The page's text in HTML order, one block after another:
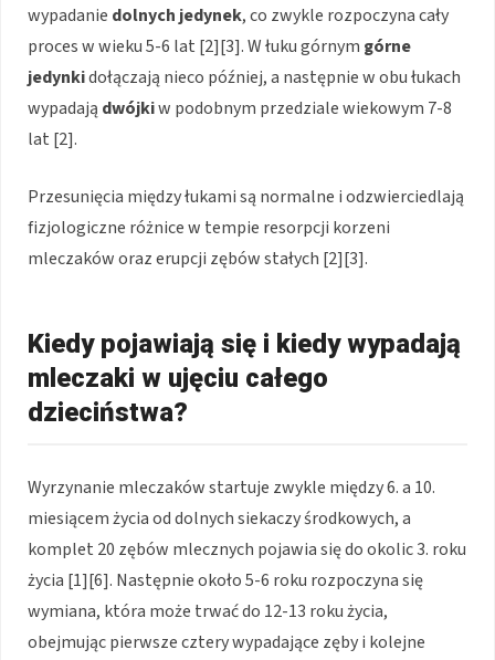
wypadanie dolnych jedynek, co zwykle rozpoczyna cały
proces w wieku 5-6 lat [2][3]. W łuku górnym górne
jedynkidołączają nieco później, a następnie w obu łukach
wypadają dwójkiw podobnym przedziale wiekowym 7-8
lat [2].
Przesunięcia między łukami są normalne i odzwierciedlają
fizjologiczne różnice w tempie resorpcji korzeni
mleczaków oraz erupcji zębów stałych [2][3].
Kiedy pojawiają się i kiedy wypadają
mleczaki w ujęciu całego
dzieciństwa?
Wyrzynanie mleczaków startuje zwykle między 6. a 10.
miesiącem życia od dolnych siekaczy środkowych, a
komplet 20 zębów mlecznych pojawia się do okolic 3. roku
życia [1][6]. Następnie około 5-6 roku rozpoczyna się
wymiana, która może trwać do 12-13 roku życia,
obejmując pierwsze cztery wypadające zęby i kolejne